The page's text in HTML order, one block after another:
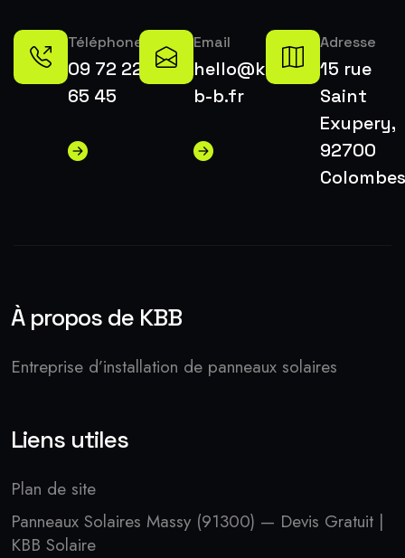
Téléphone
09 72 22
65 45
Email
hello@k-
b-b.fr
Adresse
15 rue
Saint
Exupery,
92700
Colombes
À propos de KBB
Entreprise d’installation de panneaux solaires
Liens utiles
Plan de site
Panneaux Solaires Massy (91300) — Devis Gratuit |
KBB Solaire